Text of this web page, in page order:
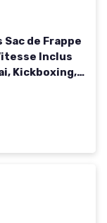
de Frappe
Inclus
Kickboxing,